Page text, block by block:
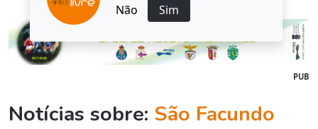
Não
Sim
PUB
Notícias sobre: São Facundo